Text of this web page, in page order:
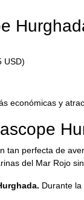
USD)
económicas y
perfecta de
del Mar Rojo
Durante